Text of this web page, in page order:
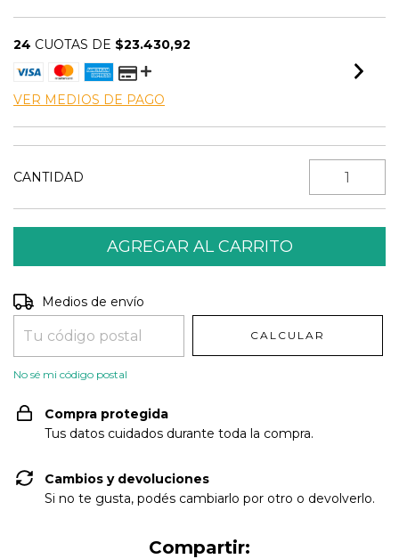
24 CUOTAS DE $23.430,92
VER MEDIOS DE PAGO
CANTIDAD
Entregas para el CP:
Medios de envío
CALCULAR
No sé mi código postal
Compra protegida
Tus datos cuidados durante toda la compra.
Cambios y devoluciones
Si no te gusta, podés cambiarlo por otro o devolverlo.
Compartir: